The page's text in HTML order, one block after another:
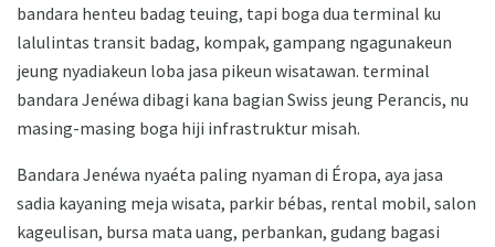
bandara henteu badag teuing, tapi boga dua terminal ku
lalulintas transit badag, kompak, gampang ngagunakeun
jeung nyadiakeun loba jasa pikeun wisatawan. terminal
bandara Jenéwa dibagi kana bagian Swiss jeung Perancis, nu
masing-masing boga hiji infrastruktur misah.
Bandara Jenéwa nyaéta paling nyaman di Éropa, aya jasa
sadia kayaning meja wisata, parkir bébas, rental mobil, salon
kageulisan, bursa mata uang, perbankan, gudang bagasi